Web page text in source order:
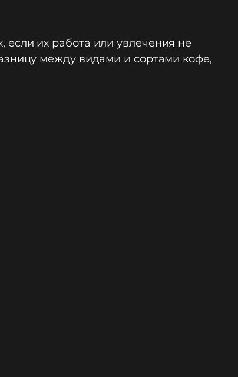
их работа или увлечения не
между видами и сортами кофе,